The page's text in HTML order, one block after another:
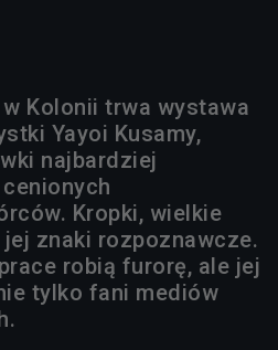
Kolonii trwa wystawa
Yayoi Kusamy,
najbardziej
Kropki, wielkie
znaki rozpoznawcze.
robią furorę, ale jej
tylko fani mediów